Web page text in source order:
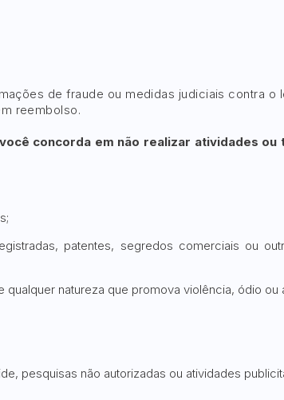
de fraude ou medidas judiciais contra o
reembolso.
concorda em não realizar atividades
patentes, segredos comerciais ou
natureza que promova violência, ódio ou
pesquisas não autorizadas ou atividades